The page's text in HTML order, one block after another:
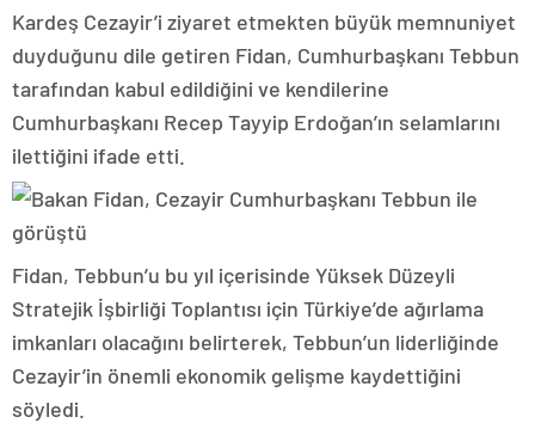
Kardeş Cezayir’i ziyaret etmekten büyük memnuniyet
duyduğunu dile getiren Fidan, Cumhurbaşkanı Tebbun
tarafından kabul edildiğini ve kendilerine
Cumhurbaşkanı Recep Tayyip Erdoğan’ın selamlarını
ilettiğini ifade etti.
Fidan, Tebbun’u bu yıl içerisinde Yüksek Düzeyli
Stratejik İşbirliği Toplantısı için Türkiye’de ağırlama
imkanları olacağını belirterek, Tebbun’un liderliğinde
Cezayir’in önemli ekonomik gelişme kaydettiğini
söyledi.